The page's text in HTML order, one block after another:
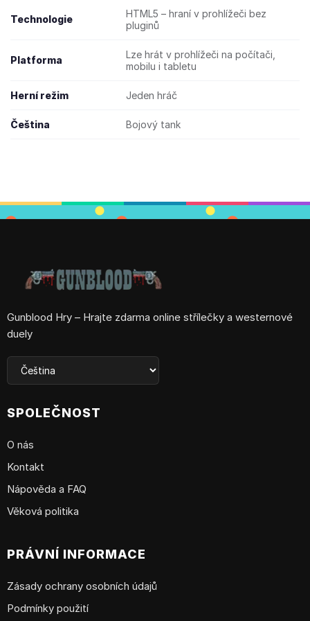
Technologie
HTML5 – hraní v prohlížeči bez
pluginů
Platforma
Lze hrát v prohlížeči na počítači,
mobilu i tabletu
Herní režim Jeden hráč
Čeština Bojový tank
Gunblood Hry – Hrajte zdarma online střílečky a westernové
duely
SPOLEČNOST
O nás
Kontakt
Nápověda a FAQ
Věková politika
PRÁVNÍ INFORMACE
Zásady ochrany osobních údajů
Podmínky použití